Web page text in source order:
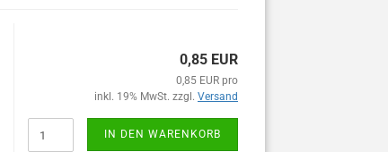
0,85 EUR
0,85 EUR pro
inkl. 19% MwSt. zzgl. Versand
IN DEN WARENKORB